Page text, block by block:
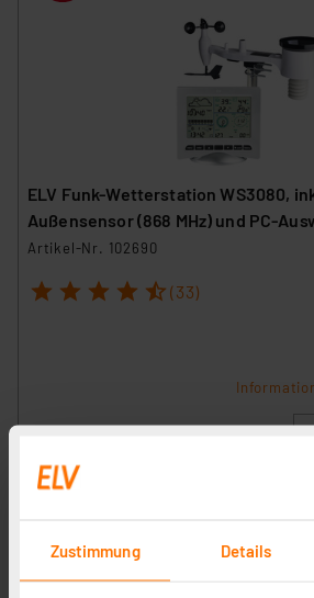
Zustimmung Details
ELV Funk-Wetterstation WS3080,
Außensensor (868 MHz) und PC-
Artikel-Nr. 102690
1 2 3 4 5 (33)